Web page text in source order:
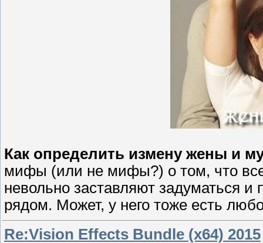
Как определить измену жены и
мифы (или не мифы?) о том, что
невольно заставляют задуматься
рядом. Может, у него тоже есть
Re:Vision Effects Bundle (x64) 2015